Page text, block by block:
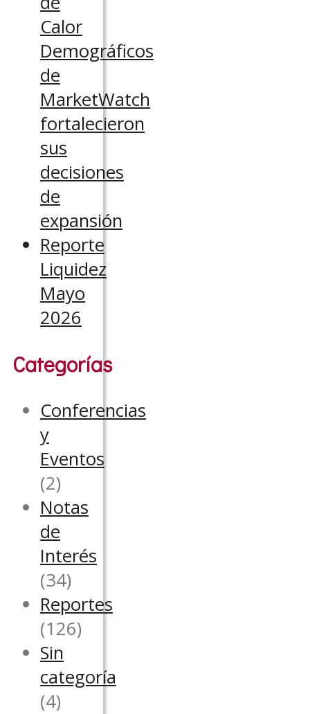
Calor
Demográficos
de
MarketWatch
fortalecieron
sus
decisiones
de
expansión
Reporte
Liquidez
Mayo
2026
Categorías
Conferencias
y
Eventos
(2)
Notas
de
Interés
(34)
Reportes
(126)
Sin
categoría
(4)